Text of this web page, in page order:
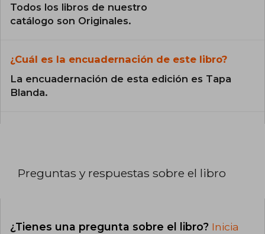
Todos los libros de nuestro
catálogo son Originales.
¿Cuál es la encuadernación de este libro?
La encuadernación de esta edición es Tapa
Blanda.
Preguntas y respuestas sobre el libro
¿Tienes una pregunta sobre el libro? Inicia